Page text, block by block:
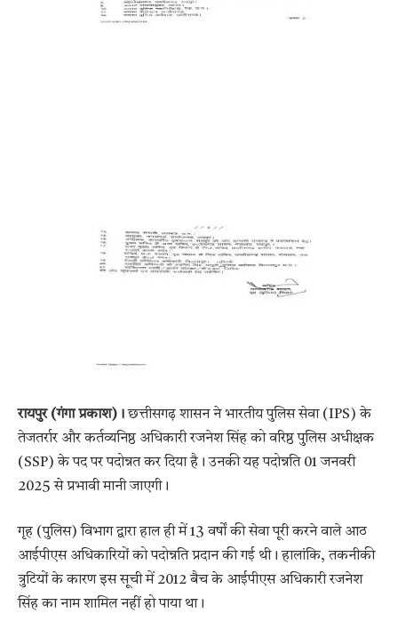
रायपुर (गंगा प्रकाश)। छत्तीसगढ़ शासन ने भारतीय पुलिस सेवा (IPS) के
तेजतर्रार और कर्तव्यनिष्ठ अधिकारी रजनेश सिंह को वरिष्ठ पुलिस अधीक्षक
(SSP) के पद पर पदोन्नत कर दिया है। उनकी यह पदोन्नति 01 जनवरी
2025 से प्रभावी मानी जाएगी।
गृह (पुलिस) विभाग द्वारा हाल ही में 13 वर्षों की सेवा पूरी करने वाले आठ
आईपीएस अधिकारियों को पदोन्नति प्रदान की गई थी। हालांकि, तकनीकी
त्रुटियों के कारण इस सूची में 2012 बैच के आईपीएस अधिकारी रजनेश
सिंह का नाम शामिल नहीं हो पाया था।